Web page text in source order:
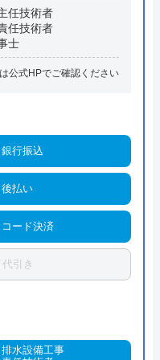
任技術者
任技術者
士
公式HPでご確認ください
銀行振込
後払い
コード決済
代引き
排水設備工事